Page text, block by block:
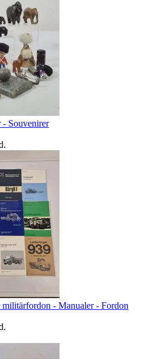
- Souvenirer
.
- Manualer - Fordon
.